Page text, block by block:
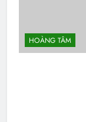
HOÀNG TÂM